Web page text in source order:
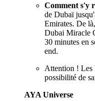
Comment s'y
de Dubaï
Emirates. De
Dubai Miracle
30 minutes en
end.
Attention ! Les
possibilité de
AYA Universe